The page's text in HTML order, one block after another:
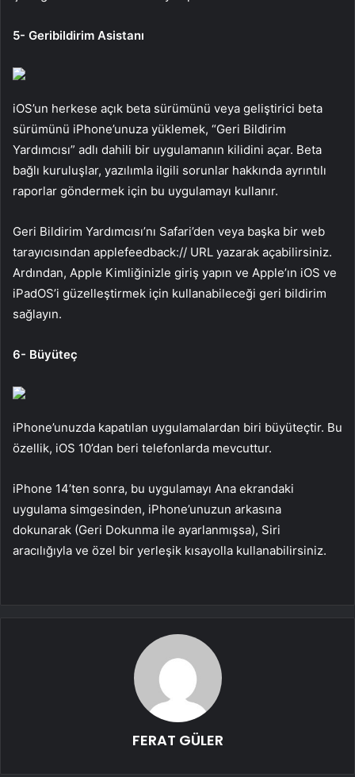
5- Geribildirim Asistanı
iOS’un herkese açık beta sürümünü veya geliştirici beta
sürümünü iPhone’unuza yüklemek, “Geri Bildirim
Yardımcısı” adlı dahili bir uygulamanın kilidini açar. Beta
bağlı kuruluşlar, yazılımla ilgili sorunlar hakkında ayrıntılı
raporlar göndermek için bu uygulamayı kullanır.
Geri Bildirim Yardımcısı’nı Safari’den veya başka bir web
tarayıcısından applefeedback:// URL yazarak açabilirsiniz.
Ardından, Apple Kimliğinizle giriş yapın ve Apple’ın iOS ve
iPadOS’i güzelleştirmek için kullanabileceği geri bildirim
sağlayın.
6- Büyüteç
iPhone’unuzda kapatılan uygulamalardan biri büyüteçtir. Bu
özellik, iOS 10’dan beri telefonlarda mevcuttur.
iPhone 14’ten sonra, bu uygulamayı Ana ekrandaki
uygulama simgesinden, iPhone’unuzun arkasına
dokunarak (Geri Dokunma ile ayarlanmışsa), Siri
aracılığıyla ve özel bir yerleşik kısayolla kullanabilirsiniz.
FERAT GÜLER